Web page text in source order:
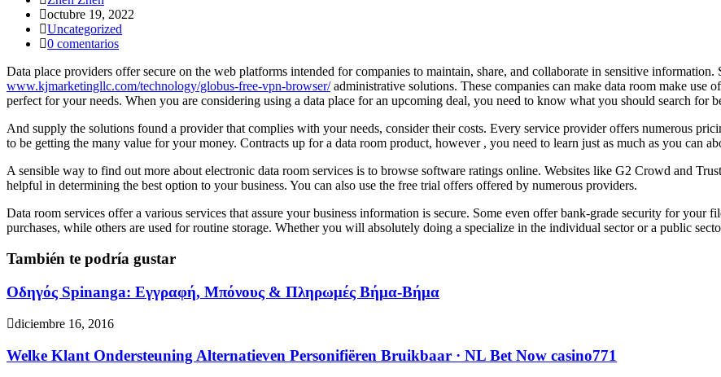
octubre 19, 2022
Uncategorized
0 comentarios
Data place providers offer secure on the web platforms intended for companies to maintain, share, and collaborate in sensitive information.
www.kjmarketingllc.com/technology/globus-free-vpn-browser/administrative solutions. These companies can make data room make use
perfect for your needs. When you are considering using a data place for an upcoming deal, you need to know what you should search for
And supply the solutions found a provider that complies with your needs, consider their costs. Every service provider offers numerous
to be getting the many value for your money. Contracts up for a data room product, however , you need to learn just as much as you can
A sensible way to find out more about electronic data room services is to browse software ratings online. Websites like G2 Crowd and
helpful in determining the best option to your business. You can also use the free trial offers offered by numerous providers.
Data room services offer a various services that assure your business information is secure. Some even offer bank-grade security for your
purchases, while others are used for routine storage. Whether you will absolutely doing a specialize in the individual sector or a public
También te podría gustar
Οδηγός Spinanga: Εγγραφή, Μπόνους & Πληρωμές Βήμα-Βήμα
diciembre 16, 2016
Welke Klant Ondersteuning Alternatieven Personifiëren Bruikbaar · NL Bet Now casino771